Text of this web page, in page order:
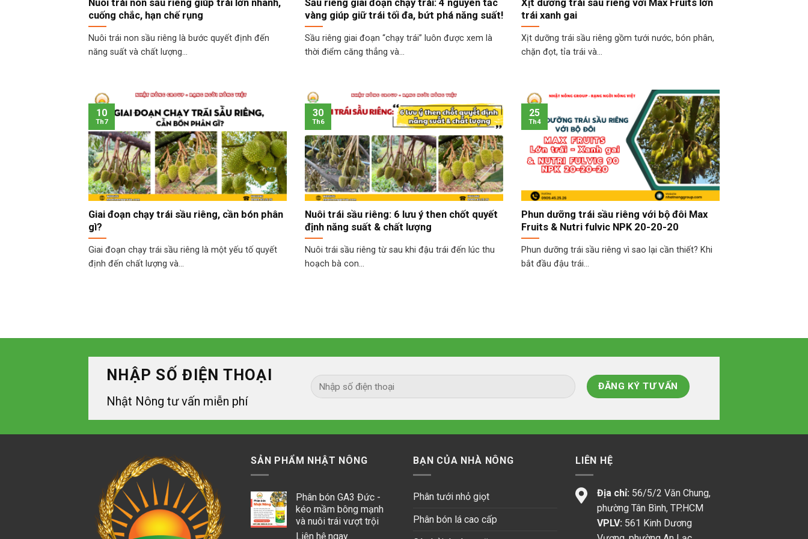
Nuôi trái non sầu riêng giúp trái lớn nhanh,
cuống chắc, hạn chế rụng
Nuôi trái non sầu riêng là bước quyết định đến
năng suất và chất lượng...
Sầu riêng giai đoạn chạy trái: 4 nguyên tắc
vàng giúp giữ trái tối đa, bứt phá năng suất!
Sầu riêng giai đoạn “chạy trái” luôn được xem là
thời điểm căng thẳng và...
Xịt dưỡng trái sầu riêng với Max Fruits lớn
trái xanh gai
Xịt dưỡng trái sầu riêng gồm tưới nước, bón phân,
chặn đọt, tỉa trái và...
Giai đoạn chạy trái sầu riêng, cần bón phân
gì?
Giai đoạn chạy trái sầu riêng là một yếu tố quyết
định đến chất lượng và...
10
Th7
Nuôi trái sầu riêng: 6 lưu ý then chốt quyết
định năng suất & chất lượng
Nuôi trái sầu riêng từ sau khi đậu trái đến lúc thu
hoạch bà con...
30
Th6
Phun dưỡng trái sầu riêng với bộ đôi Max
Fruits & Nutri fulvic NPK 20-20-20
Phun dưỡng trái sầu riêng vì sao lại cần thiết? Khi
bắt đầu đậu trái...
25
Th4
NHẬP SỐ ĐIỆN THOẠI
Nhật Nông tư vấn miễn phí
SẢN PHẨM NHẬT NÔNG
Phân bón GA3 Đức -
kéo mầm bông mạnh
và nuôi trái vượt trội
Liên hệ ngay
BẠN CỦA NHÀ NÔNG
Phân tưới nhỏ giọt
Phân bón lá cao cấp
LIÊN HỆ
Địa chỉ: 56/5/2 Văn Chung,
phường Tân Bình, TP.HCM
VPLV: 561 Kinh Dương